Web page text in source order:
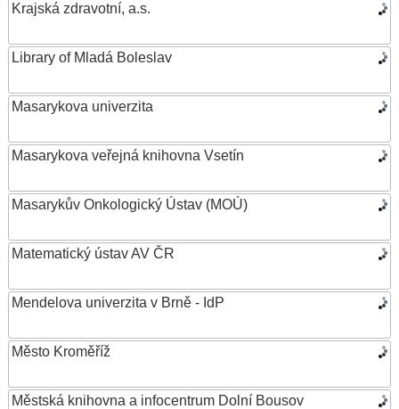
Krajská zdravotní, a.s.
Library of Mladá Boleslav
Masarykova univerzita
Masarykova veřejná knihovna Vsetín
Masarykův Onkologický Ústav (MOÚ)
Matematický ústav AV ČR
Mendelova univerzita v Brně - IdP
Město Kroměříž
Městská knihovna a infocentrum Dolní Bousov